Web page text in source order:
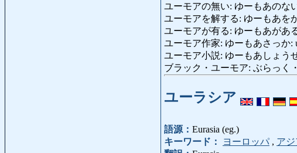
ユーモアの無い: ゆーもあのな
ユーモアを解する: ゆーもあを
ユーモアが有る: ゆーもあがあ
ユーモア作家: ゆーもあさっか:
ユーモア小説: ゆーもあしょう
ブラック・ユーモア: ぶらっく
ユーラシア
語源： Eurasia (eg.)
キーワード：
ヨーロッパ , アジ